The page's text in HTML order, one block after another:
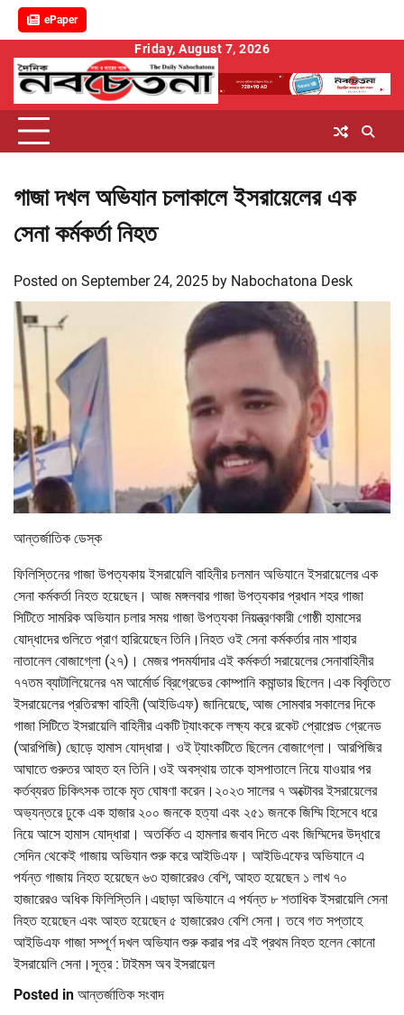
ePaper
content
Friday, August 7, 2026
গাজা দখল অভিযান চলাকালে ইসরায়েলের এক
সেনা কর্মকর্তা নিহত
Posted on September 24, 2025 by Nabochatona Desk
আন্তর্জাতিক ডেস্ক
ফিলিস্তিনের গাজা উপত্যকায় ইসরায়েলি বাহিনীর চলমান অভিযানে ইসরায়েলের এক
সেনা কর্মকর্তা নিহত হয়েছেন। আজ মঙ্গলবার গাজা উপত্যকার প্রধান শহর গাজা
সিটিতে সামরিক অভিযান চলার সময় গাজা উপত্যকা নিয়ন্ত্রণকারী গোষ্ঠী হামাসের
যোদ্ধাদের গুলিতে প্রাণ হারিয়েছেন তিনি।নিহত ওই সেনা কর্মকর্তার নাম শাহার
নাতানেল বোজাগ্লো (২৭)। মেজর পদমর্যাদার এই কর্মকর্তা সরায়েলের সেনাবাহিনীর
৭৭তম ব্যাটালিয়েনের ৭ম আর্মোর্ড ব্রিগ্রেডের কোম্পানি কমান্ডার ছিলেন।এক বিবৃতিতে
ইসরায়েলের প্রতিরক্ষা বাহিনী (আইডিএফ) জানিয়েছে, আজ সোমবার সকালের দিকে
গাজা সিটিতে ইসরায়েলি বাহিনীর একটি ট্যাংককে লক্ষ্য করে রকেট প্রোপেল্ড গ্রেনেড
(আরপিজি) ছোড়ে হামাস যোদ্ধারা। ওই ট্যাংকটিতে ছিলেন বোজাগ্লো। আরপিজির
আঘাতে গুরুতর আহত হন তিনি।ওই অবস্থায় তাকে হাসপাতালে নিয়ে যাওয়ার পর
কর্তব্যরত চিকিৎসক তাকে মৃত ঘোষণা করেন।২০২৩ সালের ৭ অক্টোবর ইসরায়েলের
অভ্যন্তরে ঢুকে এক হাজার ২০০ জনকে হত্যা এবং ২৫১ জনকে জিম্মি হিসেবে ধরে
নিয়ে আসে হামাস যোদ্ধারা। অতর্কিত এ হামলার জবাব দিতে এবং জিম্মিদের উদ্ধারে
সেদিন থেকেই গাজায় অভিযান শুরু করে আইডিএফ। আইডিএফের অভিযানে এ
পর্যন্ত গাজায় নিহত হয়েছেন ৬৩ হাজারেরও বেশি, আহত হয়েছেন ১ লাখ ৭০
হাজারেরও অধিক ফিলিস্তিনি।এছাড়া অভিযানে এ পর্যন্ত ৮ শতাধিক ইসরায়েলি সেনা
নিহত হয়েছেন এবং আহত হয়েছেন ৫ হাজারেরও বেশি সেনা। তবে গত সপ্তাহে
আইডিএফ গাজা সম্পূর্ণ দখল অভিযান শুরু করার পর এই প্রথম নিহত হলেন কোনো
ইসরায়েলি সেনা।সূত্র : টাইমস অব ইসরায়েল
Posted in আন্তর্জাতিক সংবাদ